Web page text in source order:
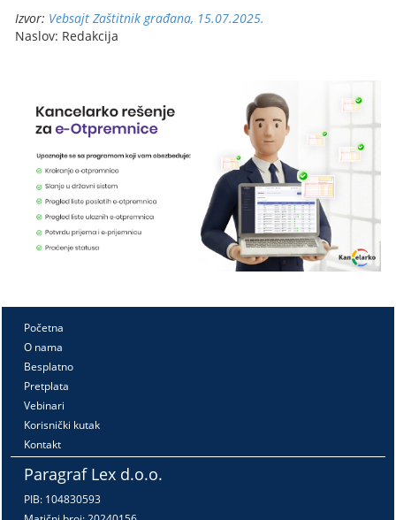
Izvor: Vebsajt Zaštitnik građana, 15.07.2025.
Naslov: Redakcija
Početna
O nama
Besplatno
Pretplata
Vebinari
Korisnički kutak
Kontakt
Paragraf Lex d.o.o.
PIB: 104830593